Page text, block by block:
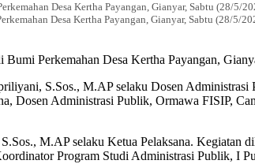
Desa Kertha Payangan, Gianyar, Sabtu (28/5/
Desa Kertha Payangan, Gianyar, Sabtu (28/5/
Perkemahan Desa Kertha Payangan,
S.Sos., M.AP selaku Dosen Administrasi
Dosen Administrasi Publik, Ormawa FISIP,
M.AP selaku Ketua Pelaksana. Kegiatan
Program Studi Administrasi Publik, I